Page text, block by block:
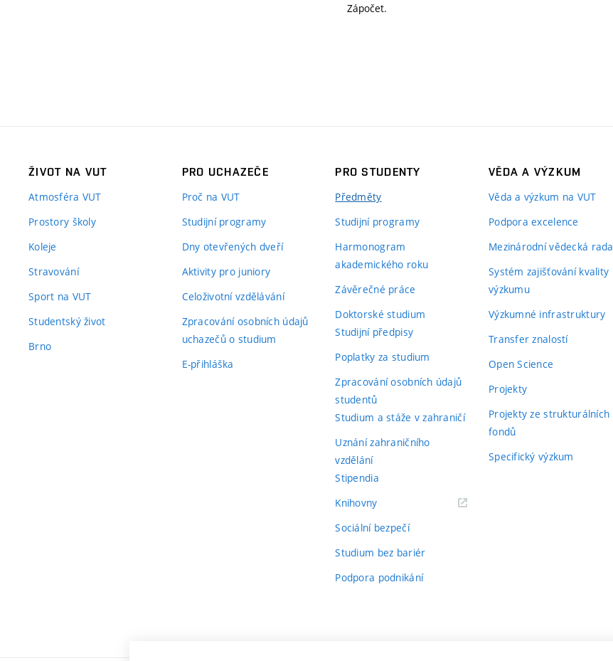
Zápočet.
ŽIVOT NA VUT
Atmosféra VUT
Prostory školy
Koleje
Stravování
Sport na VUT
Studentský život
Brno
PRO UCHAZEČE
Proč na VUT
Studijní programy
Dny otevřených dveří
Aktivity pro juniory
Celoživotní vzdělávání
Zpracování osobních údajů
uchazečů o studium
E-přihláška
PRO STUDENTY
Předměty
Studijní programy
Harmonogram
akademického roku
Závěrečné práce
Doktorské studium
Studijní předpisy
Poplatky za studium
Zpracování osobních údajů
studentů
Studium a stáže v zahraničí
Uznání zahraničního
vzdělání
Stipendia
Knihovny(externí
Sociální bezpečí
Studium bez bariér
Podpora podnikání
VĚDA A VÝZKUM
Věda a výzkum na VUT
Podpora excelence
Mezinárodní vědecká rada
Systém zajišťování kvality
výzkumu
Výzkumné infrastruktury
Transfer znalostí
Open Science
Projekty
Projekty ze strukturálních
fondů
Specifický výzkum